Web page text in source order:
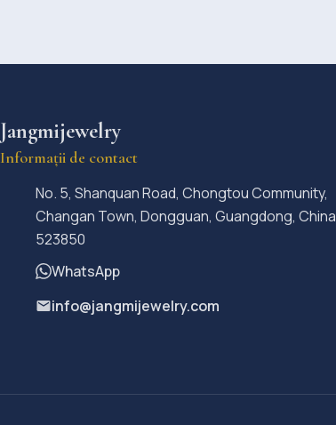
Jangmijewelry
Informații de contact
No. 5, Shanquan Road, Chongtou Community,
Changan Town, Dongguan, Guangdong, China
523850
WhatsApp
info@jangmijewelry.com